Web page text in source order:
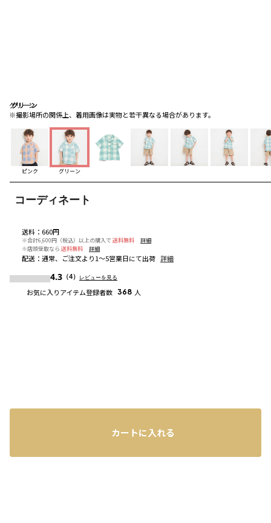
グリーン
※撮影場所の関係上、着用画像は実物と若干異なる場合があります。
グリーン
グリーン
ピンク グリーン
コーディネート
送料 ： 660円
※合計6,600円（税込）以上の購入で 送料無料
詳細
※店頭受取なら 送料無料 詳細
配送 ： 通常、ご注文より1～5営業日にて出荷 詳細
4.3 （4） レビューを見る
お気に入りアイテム登録者数 368 人
カートに入れる